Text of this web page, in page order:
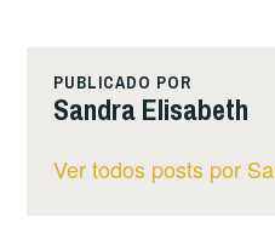
PUBLICADO POR
Sandra Elisabeth
Ver todos posts por